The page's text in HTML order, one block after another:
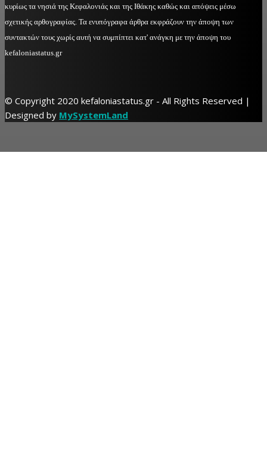
κυρίως τα νησιά της Κεφαλονιάς και της Ιθάκης καθώς και απόψεις μέσω
σχετικής αρθογραφίας. Τα ενυπόγραφα άρθρα εκφράζουν την άποψη των
συντακτών τους χωρίς αυτή να συμπίπτει κατ' ανάγκη με την άποψη του
kefaloniastatus.gr
© Copyright 2020 kefaloniastatus.gr - All Rights Reserved |
Designed by MySystemLand